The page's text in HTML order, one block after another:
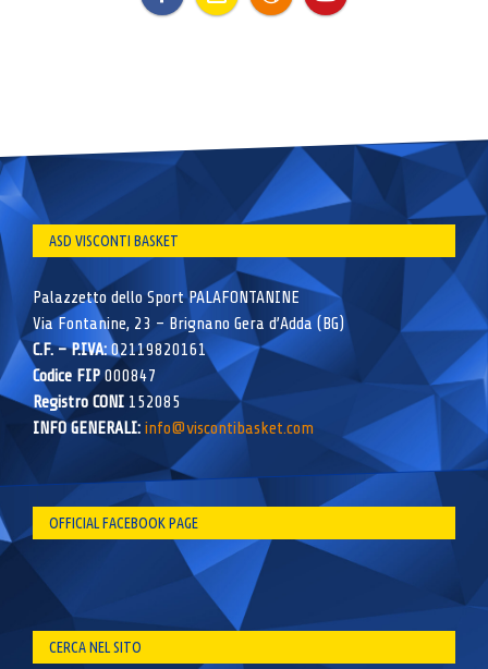
ASD VISCONTI BASKET
Palazzetto dello Sport PALAFONTANINE
Via Fontanine, 23 – Brignano Gera d’Adda (BG)
C.F. – P.IVA:02119820161
Codice FIP000847
Registro CONI 152085
INFO GENERALI: info@viscontibasket.com
OFFICIAL FACEBOOK PAGE
CERCA NEL SITO